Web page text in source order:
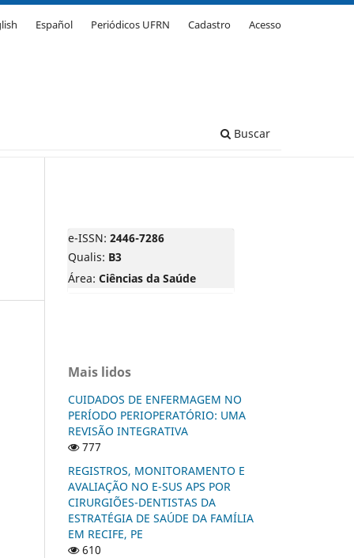
Buscar
Español Periódicos UFRN Cadastro Acesso
e-ISSN: 2446-7286
Qualis: B3
Área: Ciências da Saúde
Mais lidos
CUIDADOS DE ENFERMAGEM NO
PERÍODO PERIOPERATÓRIO: UMA
REVISÃO INTEGRATIVA
777
REGISTROS, MONITORAMENTO E
AVALIAÇÃO NO E-SUS APS POR
CIRURGIÕES-DENTISTAS DA
ESTRATÉGIA DE SAÚDE DA FAMÍLIA
EM RECIFE, PE
610